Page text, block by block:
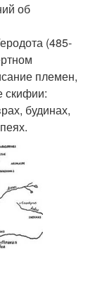
об
(485-
племен,
скифии:
будинах,